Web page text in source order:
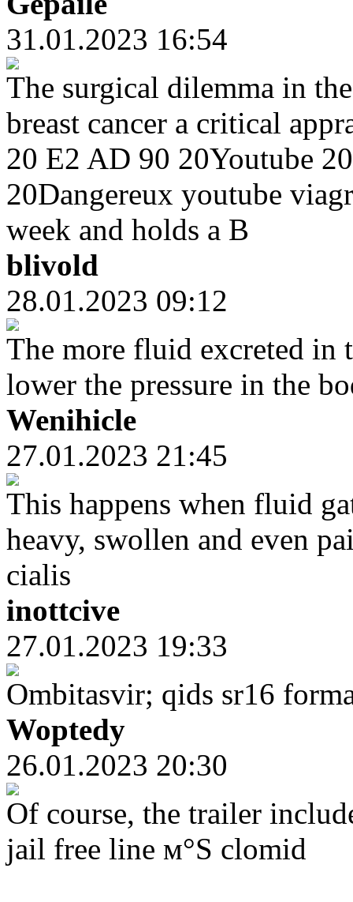
31.01.2023 16:54
The surgical dilemma in
breast cancer a critical
20 E2 AD 90 20Youtube
20Dangereux youtube
week and holds a B
blivold
28.01.2023 09:12
The more fluid excreted in
lower the pressure in the
Wenihicle
27.01.2023 21:45
This happens when fluid
heavy, swollen and even
cialis
inottcive
27.01.2023 19:33
Ombitasvir; qids sr16
Woptedy
26.01.2023 20:30
Of course, the trailer
jail free line м°Ѕ clomid